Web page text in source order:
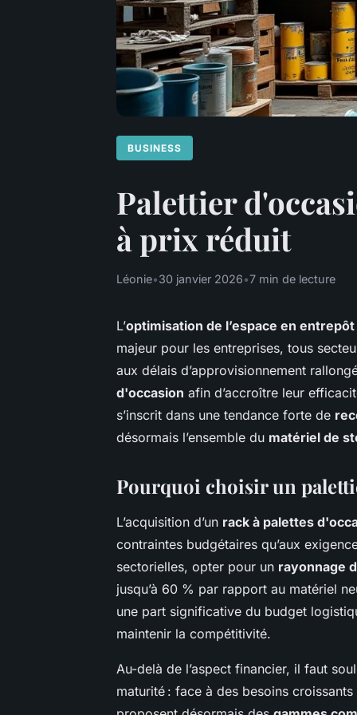
BUSINESS
Palettier
à prix réduit
Léonie•30 janvier 2026•7 min de lecture
L’optimisation de l’espace en entrepôt
majeur pour les entreprises, tous
aux délais d’approvisionnement
d'occasion afin d’accroître leur
s’inscrit dans une tendance forte de
désormais l’ensemble du matériel de
Pourquoi choisir un
L’acquisition d’un rack à palettes
contraintes budgétaires qu’aux
sectorielles, opter pour un rayonnage
jusqu’à 60 % par rapport au matériel
une part significative du budget
maintenir la compétitivité.
Au-delà de l’aspect financier, il faut
maturité : face à des besoins